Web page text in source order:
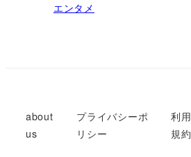
エンタメ
about
us
プライバシーポ
リシー
利用
規約